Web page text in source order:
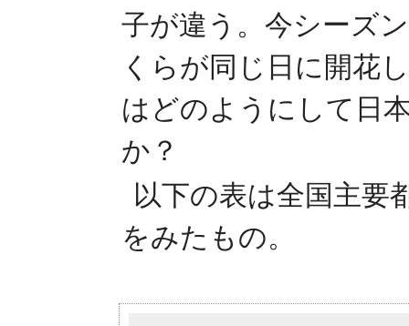
子が違う。今シーズ
くらが同じ日に開花
はどのようにして日
か？
以下の表は全国主要
をみたもの。